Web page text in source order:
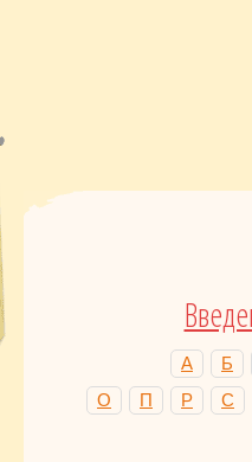
А
Б
О
П Р С